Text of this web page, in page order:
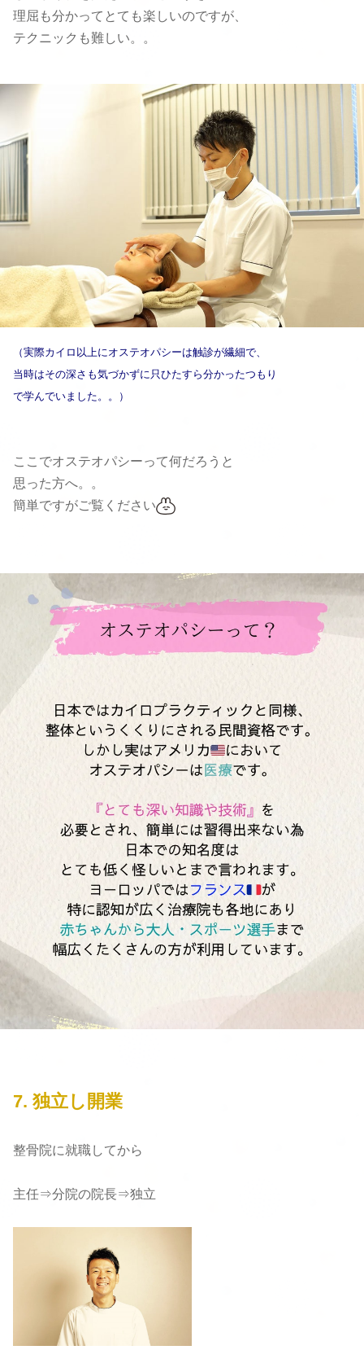
理屈も分かってとても楽しいのですが、
テクニックも難しい。。
（実際カイロ以上にオステオパシーは触診が繊細で、
当時はその深さも気づかずに只ひたすら分かったつもり
で学んでいました。。）
ここでオステオパシーって何だろうと
思った方へ。。
簡単ですがご覧ください
7. 独立し開業
整骨院に就職してから
主任⇒分院の院長⇒独立